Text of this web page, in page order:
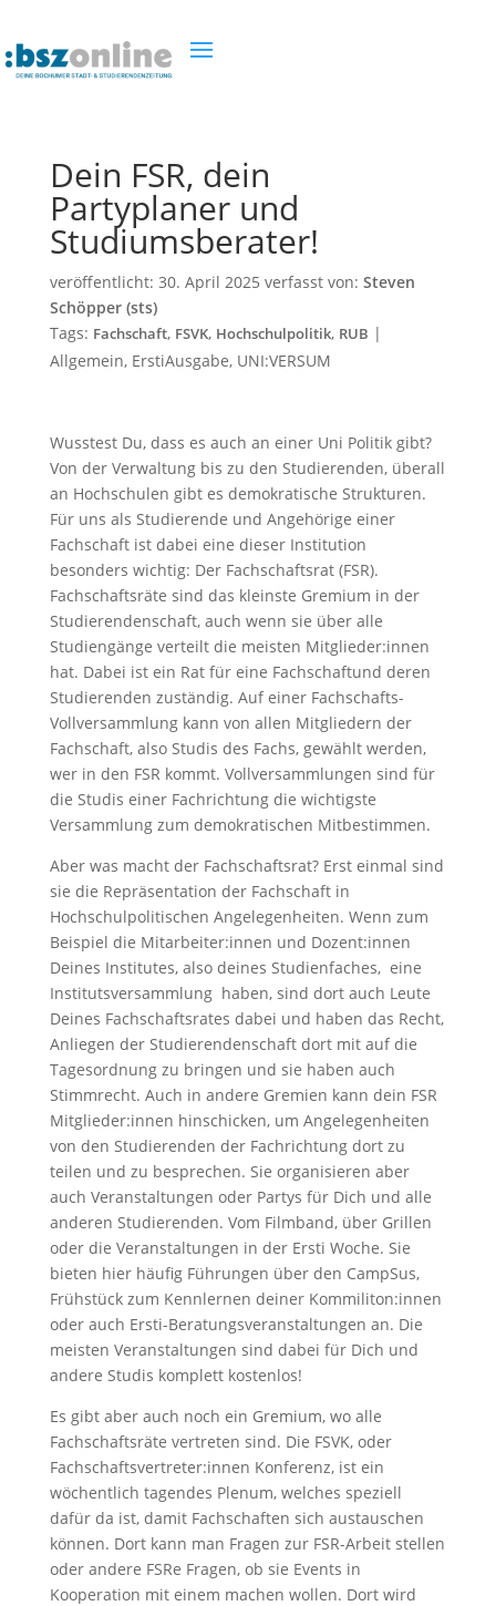
Dein FSR, dein
Partyplaner und
Studiumsberater!
veröffentlicht: 30. April 2025 verfasst von: Steven
Schöpper (sts)
Tags: Fachschaft, FSVK, Hochschulpolitik, RUB |
Allgemein, ErstiAusgabe, UNI:VERSUM
Wusstest Du, dass es auch an einer Uni Politik gibt?
Von der Verwaltung bis zu den Studierenden, überall
an Hochschulen gibt es demokratische Strukturen.
Für uns als Studierende und Angehörige einer
Fachschaft ist dabei eine dieser Institution
besonders wichtig: Der Fachschaftsrat (FSR).
Fachschaftsräte sind das kleinste Gremium in der
Studierendenschaft, auch wenn sie über alle
Studiengänge verteilt die meisten Mitglieder:innen
hat. Dabei ist ein Rat für eine Fachschaftund deren
Studierenden zuständig. Auf einer Fachschafts-
Vollversammlung kann von allen Mitgliedern der
Fachschaft, also Studis des Fachs, gewählt werden,
wer in den FSR kommt. Vollversammlungen sind für
die Studis einer Fachrichtung die wichtigste
Versammlung zum demokratischen Mitbestimmen.
Aber was macht der Fachschaftsrat? Erst einmal sind
sie die Repräsentation der Fachschaft in
Hochschulpolitischen Angelegenheiten. Wenn zum
Beispiel die Mitarbeiter:innen und Dozent:innen
Deines Institutes, also deines Studienfaches, eine
Institutsversammlung haben, sind dort auch Leute
Deines Fachschaftsrates dabei und haben das Recht,
Anliegen der Studierendenschaft dort mit auf die
Tagesordnung zu bringen und sie haben auch
Stimmrecht. Auch in andere Gremien kann dein FSR
Mitglieder:innen hinschicken, um Angelegenheiten
von den Studierenden der Fachrichtung dort zu
teilen und zu besprechen. Sie organisieren aber
auch Veranstaltungen oder Partys für Dich und alle
anderen Studierenden. Vom Filmband, über Grillen
oder die Veranstaltungen in der Ersti Woche. Sie
bieten hier häufig Führungen über den CampSus,
Frühstück zum Kennlernen deiner Kommiliton:innen
oder auch Ersti-Beratungsveranstaltungen an. Die
meisten Veranstaltungen sind dabei für Dich und
andere Studis komplett kostenlos!
Es gibt aber auch noch ein Gremium, wo alle
Fachschaftsräte vertreten sind. Die FSVK, oder
Fachschaftsvertreter:innen Konferenz, ist ein
wöchentlich tagendes Plenum, welches speziell
dafür da ist, damit Fachschaften sich austauschen
können. Dort kann man Fragen zur FSR-Arbeit stellen
oder andere FSRe Fragen, ob sie Events in
Kooperation mit einem machen wollen. Dort wird